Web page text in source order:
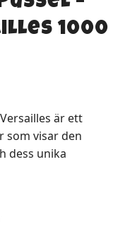
1000
är ett
som visar den
dess unika